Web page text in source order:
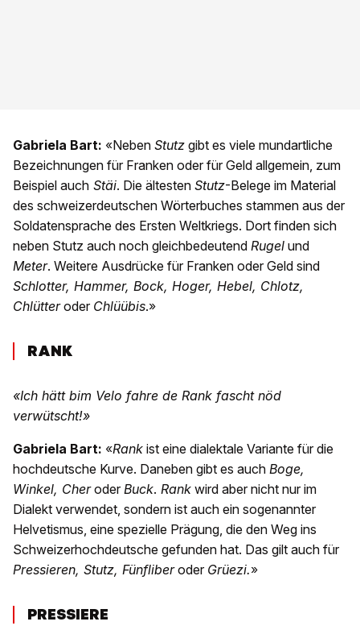
Gabriela Bart: «Neben Stutz gibt es viele mundartliche
Bezeichnungen für Franken oder für Geld allgemein, zum
Beispiel auch Stäi. Die ältesten Stutz-Belege im Material
des schweizerdeutschen Wörterbuches stammen aus der
Soldatensprache des Ersten Weltkriegs. Dort finden sich
neben Stutz auch noch gleichbedeutend Rugel und
Meter. Weitere Ausdrücke für Franken oder Geld sind
Schlotter, Hammer, Bock, Hoger, Hebel, Chlotz,
Chlütteroder Chlüübis.»
RANK
«Ich hätt bim Velo fahre de Rank fascht nöd
verwütscht!»
Gabriela Bart: «Rank ist eine dialektale Variante für die
hochdeutsche Kurve. Daneben gibt es auch Boge,
Winkel, Cheroder Buck. Rank wird aber nicht nur im
Dialekt verwendet, sondern ist auch ein sogenannter
Helvetismus, eine spezielle Prägung, die den Weg ins
Schweizerhochdeutsche gefunden hat. Das gilt auch für
Pressieren, Stutz, Fünfliberoder Grüezi.»
PRESSIERE